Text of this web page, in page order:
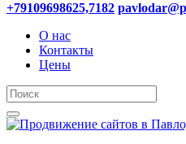
+79109698625,7182
О нас
Контакты
Цены